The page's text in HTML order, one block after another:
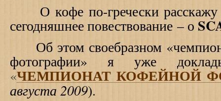
О кофе по-гречески расскажу
сегодняшнее повествование – о
Об этом своебразном
фотографии» я уже
«ЧЕМПИОНАТ КОФЕЙНОЙ
августа 2009).